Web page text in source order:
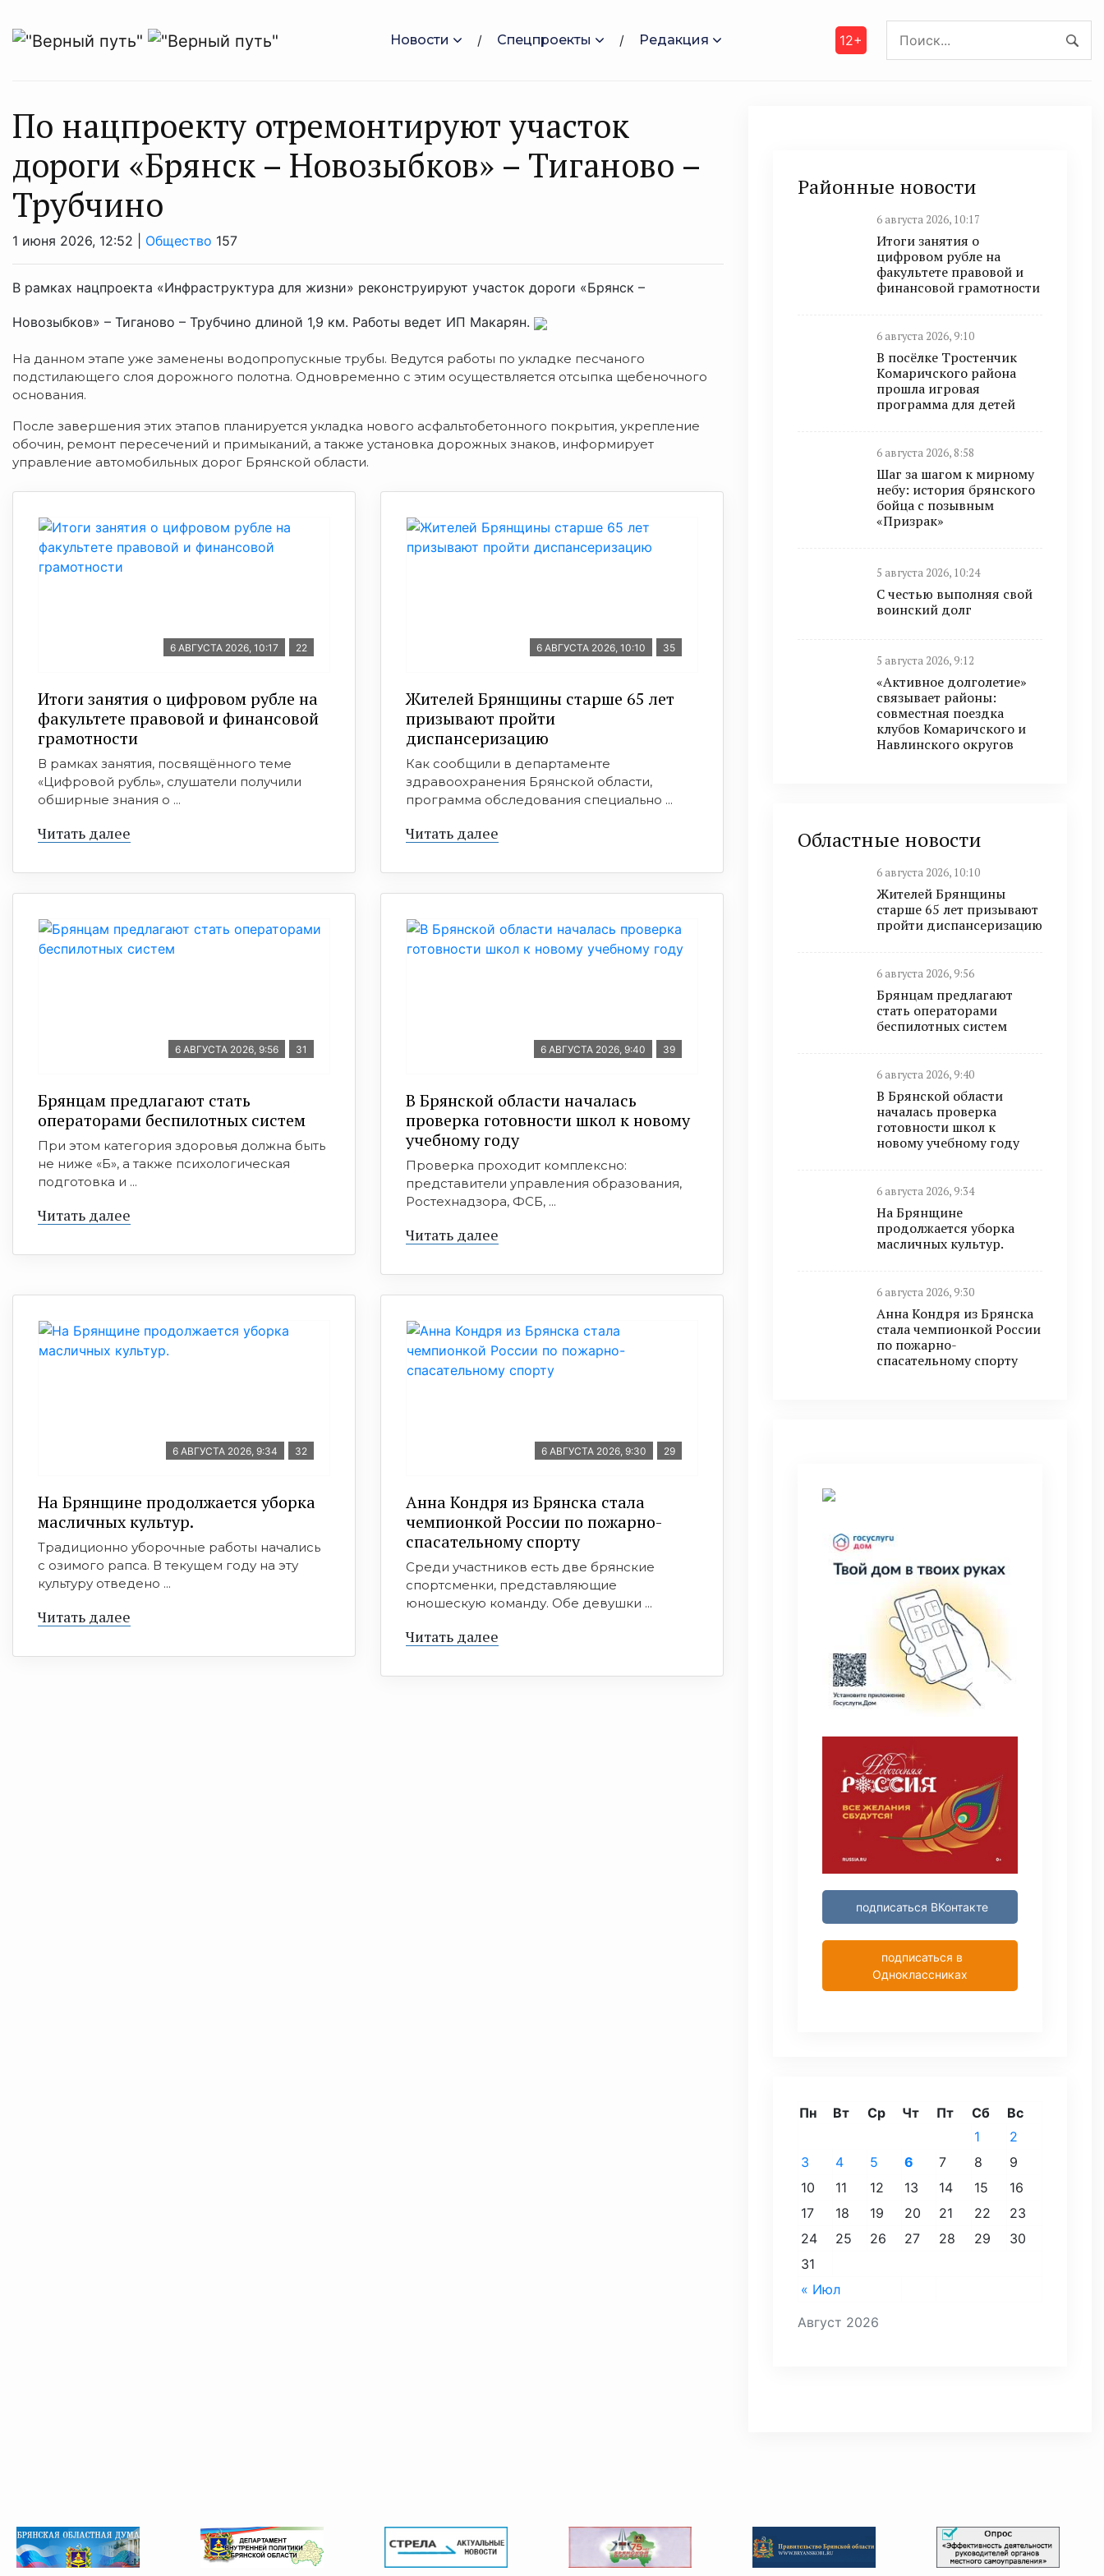
Новости Спецпроекты Редакция 12+
По нацпроекту отремонтируют участок
дороги «Брянск – Новозыбков» – Тиганово –
Трубчино
1 июня 2026, 12:52 | Общество 157
В рамках нацпроекта «Инфраструктура для жизни» реконструируют участок дороги «Брянск –
Новозыбков» – Тиганово – Трубчино длиной 1,9 км. Работы ведет ИП Макарян.
На данном этапе уже заменены водопропускные трубы. Ведутся работы по укладке песчаного
подстилающего слоя дорожного полотна. Одновременно с этим осуществляется отсыпка щебеночного
основания.
После завершения этих этапов планируется укладка нового асфальтобетонного покрытия, укрепление
обочин, ремонт пересечений и примыканий, а также установка дорожных знаков, информирует
управление автомобильных дорог Брянской области.
6 АВГУСТА 2026, 10:17 22
Итоги занятия о цифровом рубле на
факультете правовой и финансовой
грамотности
В рамках занятия, посвящённого теме
«Цифровой рубль», слушатели получили
обширные знания о ...
Читать далее
6 АВГУСТА 2026, 10:10 35
Жителей Брянщины старше 65 лет
призывают пройти
диспансеризацию
Как сообщили в департаменте
здравоохранения Брянской области,
программа обследования специально ...
Читать далее
6 АВГУСТА 2026, 9:56 31
Брянцам предлагают стать
операторами беспилотных систем
При этом категория здоровья должна быть
не ниже «Б», а также психологическая
подготовка и ...
Читать далее
6 АВГУСТА 2026, 9:40 39
В Брянской области началась
проверка готовности школ к новому
учебному году
Проверка проходит комплексно:
представители управления образования,
Ростехнадзора, ФСБ, ...
Читать далее
6 АВГУСТА 2026, 9:34 32
На Брянщине продолжается уборка
масличных культур.
Традиционно уборочные работы начались
с озимого рапса. В текущем году на эту
культуру отведено ...
Читать далее
6 АВГУСТА 2026, 9:30 29
Анна Кондря из Брянска стала
чемпионкой России по пожарно-
спасательному спорту
Среди участников есть две брянские
спортсменки, представляющие
юношескую команду. Обе девушки ...
Читать далее
Районные новости
6 августа 2026, 10:17
Итоги занятия о
цифровом рубле на
факультете правовой и
финансовой грамотности
6 августа 2026, 9:10
В посёлке Тростенчик
Комаричского района
прошла игровая
программа для детей
6 августа 2026, 8:58
Шаг за шагом к мирному
небу: история брянского
бойца с позывным
«Призрак»
5 августа 2026, 10:24
С честью выполняя свой
воинский долг
5 августа 2026, 9:12
«Активное долголетие»
связывает районы:
совместная поездка
клубов Комаричского и
Навлинского округов
Областные новости
6 августа 2026, 10:10
Жителей Брянщины
старше 65 лет призывают
пройти диспансеризацию
6 августа 2026, 9:56
Брянцам предлагают
стать операторами
беспилотных систем
6 августа 2026, 9:40
В Брянской области
началась проверка
готовности школ к
новому учебному году
6 августа 2026, 9:34
На Брянщине
продолжается уборка
масличных культур.
6 августа 2026, 9:30
Анна Кондря из Брянска
стала чемпионкой России
по пожарно-
спасательному спорту
подписаться ВКонтакте
подписаться в
Одноклассниках
Август 2026
Пн Вт Ср Чт Пт Сб Вс
« Июл
1
2
3
4 5 6 7 8
9
10
11 12 13 14 15
16
17
18 19 20 21 22
23
24
25 26 27 28 29
30
31